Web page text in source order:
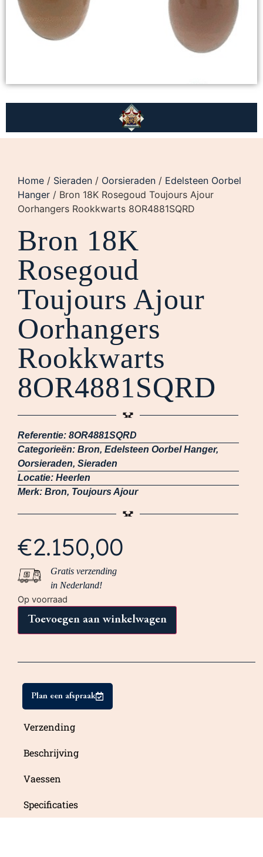
Home / Sieraden / Oorsieraden / Edelsteen Oorbel
Hanger / Bron 18K Rosegoud Toujours Ajour
Oorhangers Rookkwarts 8OR4881SQRD
Bron 18K
Rosegoud
Toujours Ajour
Oorhangers
Rookkwarts
8OR4881SQRD
Referentie: 8OR4881SQRD
Categorieën: Bron, Edelsteen Oorbel Hanger,
Oorsieraden, Sieraden
Locatie: Heerlen
Merk: Bron, Toujours Ajour
€2.150,00
Gratis verzending
in Nederland!
Op voorraad
Toevoegen aan winkelwagen
Plan een afspraak
Verzending
Beschrijving
Vaessen
Specificaties